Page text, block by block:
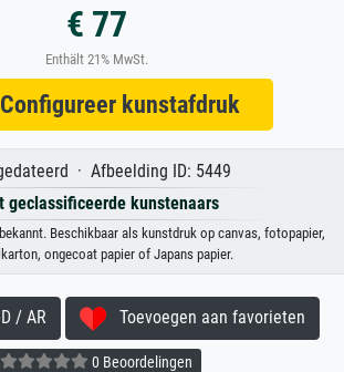
€ 77
Enthält 21% MwSt.
kunstafdruk
· Afbeelding ID: 5449
geclassificeerde kunstenaars
Beschikbaar als kunstdruk op canvas, fotopapier,
ongecoat papier of Japans papier.
/ AR Toevoegen aan favorieten
0 Beoordelingen